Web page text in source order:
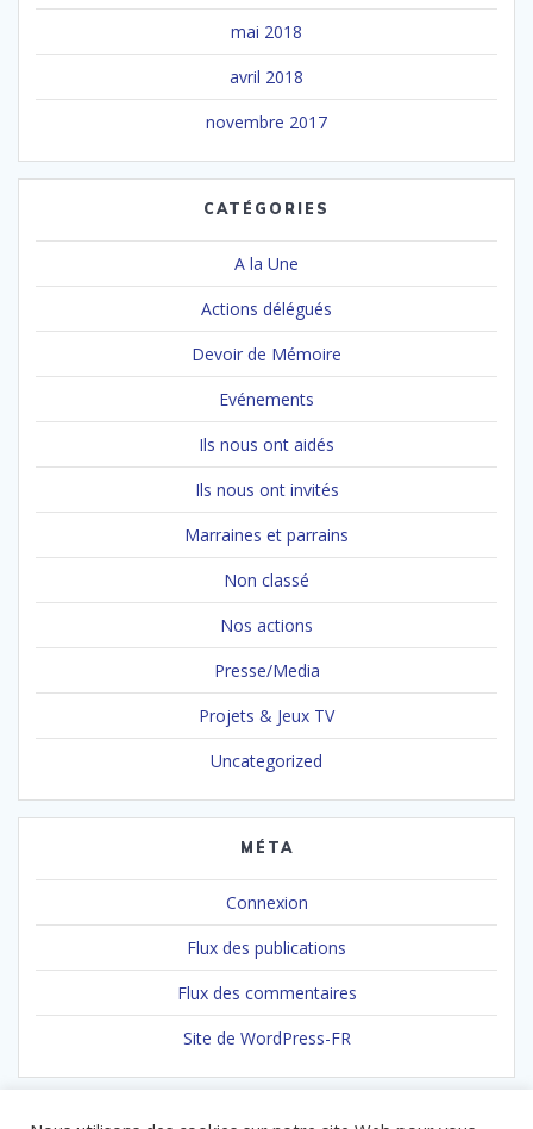
mai 2018
avril 2018
novembre 2017
CATÉGORIES
A la Une
Actions délégués
Devoir de Mémoire
Evénements
Ils nous ont aidés
Ils nous ont invités
Marraines et parrains
Non classé
Nos actions
Presse/Media
Projets & Jeux TV
Uncategorized
MÉTA
Connexion
Flux des publications
Flux des commentaires
Site de WordPress-FR